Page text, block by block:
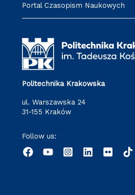
Portal Czasopism Naukowych
Politechnika Krakowska
ul. Warszawska 24
31-155 Kraków
Follow us: